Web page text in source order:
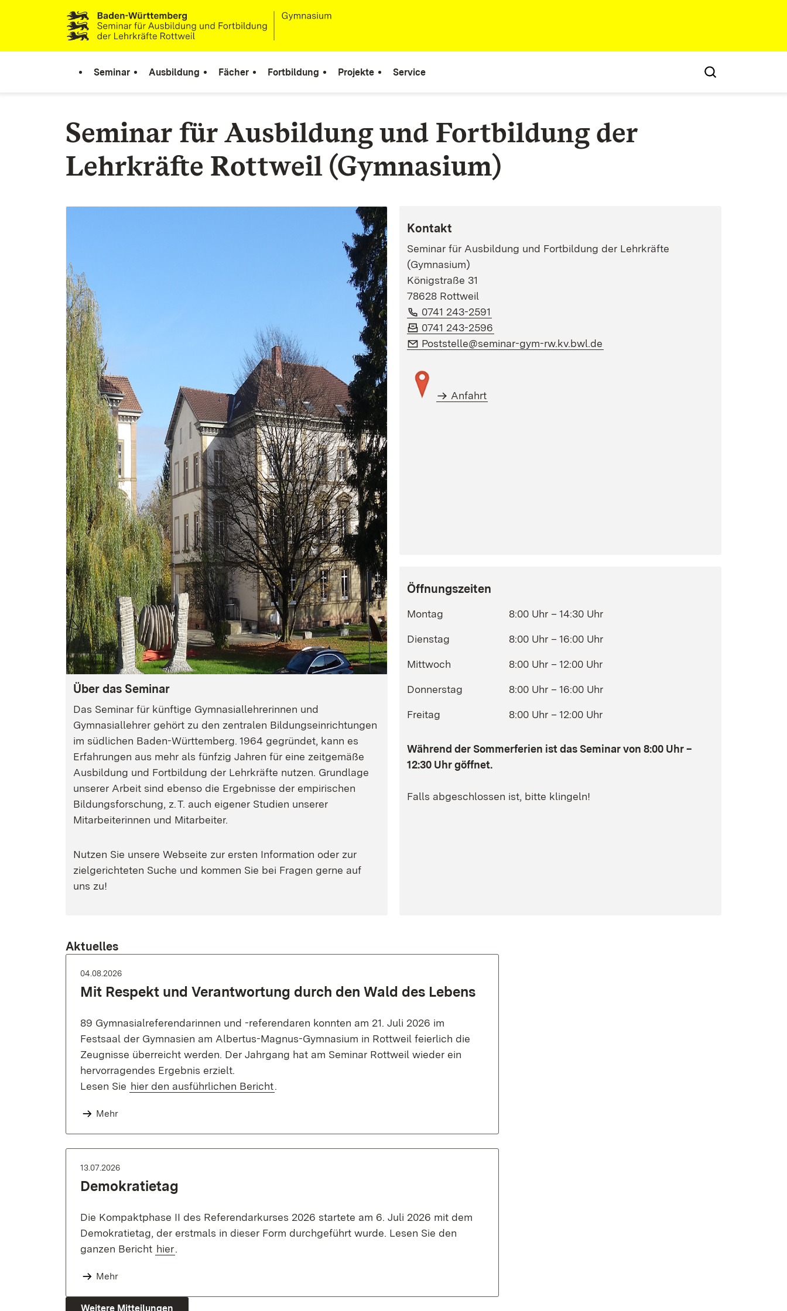
Zum Inhalt springen
Link zur Startseite
Seminar Ausbildung Fächer Fortbildung Projekte Service
Seminar für Ausbildung und Fortbildung der
Lehrkräfte Rottweil (Gymnasium)
Über das Seminar
Das Seminar für künftige Gymnasiallehrerinnen und
Gymnasiallehrer gehört zu den zentralen Bildungseinrichtungen
im südlichen Baden-Württemberg. 1964 gegründet, kann es
Erfahrungen aus mehr als fünfzig Jahren für eine zeitgemäße
Ausbildung und Fortbildung der Lehrkräfte nutzen. Grundlage
unserer Arbeit sind ebenso die Ergebnisse der empirischen
Bildungsforschung, z. T. auch eigener Studien unserer
Mitarbeiterinnen und Mitarbeiter.
Nutzen Sie unsere Webseite zur ersten Information oder zur
zielgerichteten Suche und kommen Sie bei Fragen gerne auf
uns zu!
Kontakt
Seminar für Ausbildung und Fortbildung der Lehrkräfte
(Gymnasium)
Königstraße 31
78628 Rottweil
Telefon:
0741 243-2591
Fax:
0741 243-2596
E-Mail:
Poststelle@seminar-gym-rw.kv.bwl.de
Anfahrt
Öffnungszeiten
Montag 8:00 Uhr – 14:30 Uhr
Dienstag 8:00 Uhr – 16:00 Uhr
Mittwoch 8:00 Uhr – 12:00 Uhr
Donnerstag 8:00 Uhr – 16:00 Uhr
Freitag 8:00 Uhr – 12:00 Uhr
Während der Sommerferien ist das Seminar von 8:00 Uhr –
12:30 Uhr göffnet.
Falls abgeschlossen ist, bitte klingeln!
Aktuelles
04.08.2026
Mit Respekt und Verantwortung durch den Wald des Lebens
89 Gymnasialreferendarinnen und -referendaren konnten am 21. Juli 2026 im
Festsaal der Gymnasien am Albertus-Magnus-Gymnasium in Rottweil feierlich die
Zeugnisse überreicht werden. Der Jahrgang hat am Seminar Rottweil wieder ein
hervorragendes Ergebnis erzielt.
Lesen Sie hier den ausführlichen Bericht.
Mehr
13.07.2026
Demokratietag
Die Kompaktphase II des Referendarkurses 2026 startete am 6. Juli 2026 mit dem
Demokratietag, der erstmals in dieser Form durchgeführt wurde. Lesen Sie den
ganzen Bericht hier.
Mehr
Weitere Mitteilungen